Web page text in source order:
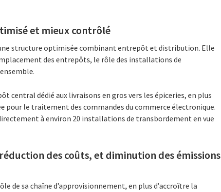
et mieux contrôlé
structure optimisée combinant entrepôt et distribution. Elle
des entrepôts, le rôle des installations de
central dédié aux livraisons en gros vers les épiceries, en plus
le traitement des commandes du commerce électronique.
à environ 20 installations de transbordement en vue
des coûts, et diminution des émissions
de sa chaîne d’approvisionnement, en plus d’accroître la